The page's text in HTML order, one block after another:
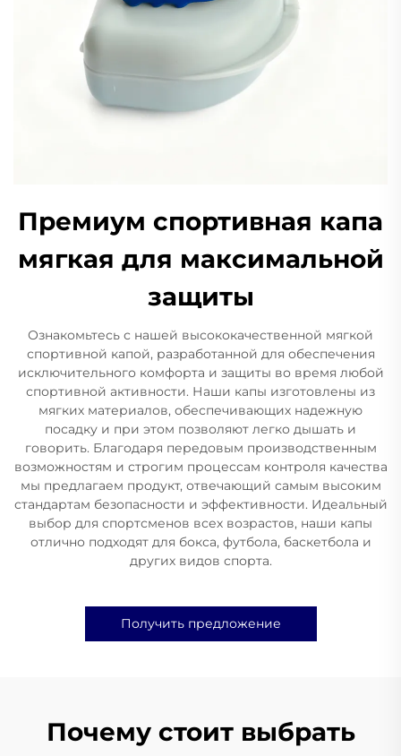
Премиум спортивная капа
мягкая для максимальной
защиты
Ознакомьтесь с нашей высококачественной мягкой
спортивной капой, разработанной для обеспечения
исключительного комфорта и защиты во время любой
спортивной активности. Наши капы изготовлены из
мягких материалов, обеспечивающих надежную
посадку и при этом позволяют легко дышать и
говорить. Благодаря передовым производственным
возможностям и строгим процессам контроля качества
мы предлагаем продукт, отвечающий самым высоким
стандартам безопасности и эффективности. Идеальный
выбор для спортсменов всех возрастов, наши капы
отлично подходят для бокса, футбола, баскетбола и
других видов спорта.
Получить предложение
Почему стоит выбрать